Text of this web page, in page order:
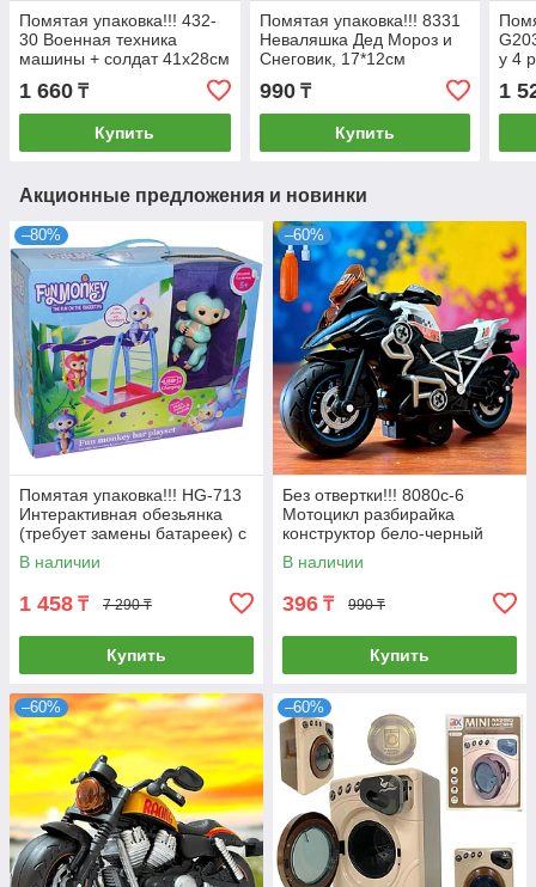
Помятая упаковка!!! 432-
30 Военная техника
машины + солдат 41х28см
1 660 ₸
Купить
Помятая упаковка!!! 8331
Неваляшка Дед Мороз и
Снеговик, 17*12см
990₸
Купить
у 4
1
Акционные предложения и новинки
–80%
Помятая упаковка!!! HG-713
Интерактивная обезьянка
(требует замены батареек) с
площадкой для игры 24*31
В наличии
1 458 ₸ 7 290 ₸
Купить
–60%
Без отвертки!!! 8080c-6
Мотоцикл разбирайка
конструктор бело-черный
24*20см
В наличии
396 ₸ 990 ₸
Купить
–60% –60%